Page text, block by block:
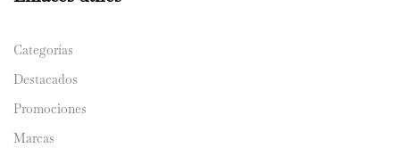
Categorías
Destacados
Promociones
Marcas